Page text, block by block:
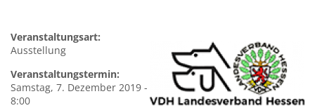
Veranstaltungsart:
Ausstellung
Veranstaltungstermin:
Samstag, 7. Dezember 2019 -
8:00